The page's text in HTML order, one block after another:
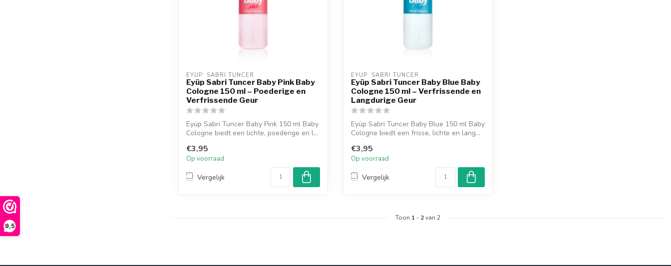
9,5
EYUP  SABRI TUNCER
Eyüp Sabri Tuncer Baby Pink Baby
Cologne 150 ml – Poederige en
Verfrissende Geur
Eyüp Sabri Tuncer Baby Pink 150 ml Baby
Cologne biedt een lichte, poederige en l...
€3,95
Op voorraad
Vergelijk
EYUP  SABRI TUNCER
Eyüp Sabri Tuncer Baby Blue Baby
Cologne 150 ml – Verfrissende en
Langdurige Geur
Eyüp Sabri Tuncer Baby Blue 150 ml Baby
Cologne biedt een frisse, lichte en lang...
€3,95
Op voorraad
Vergelijk
Toon 1 - 2van 2